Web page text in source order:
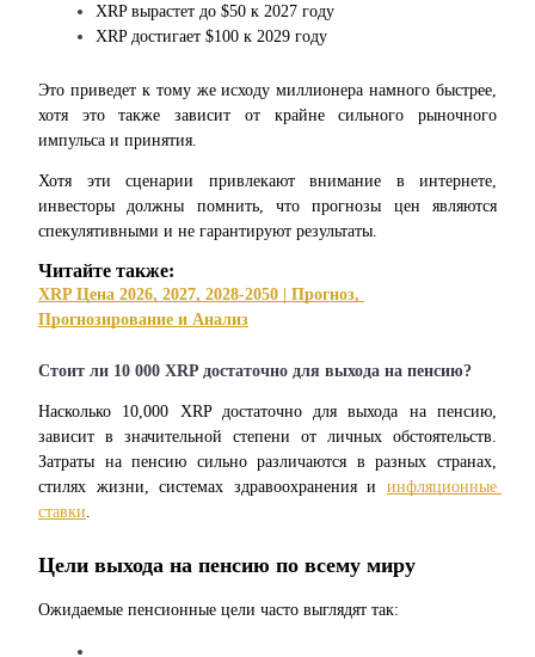
Стейкинг
Высокая прибыль и мгновенный доступ
Launchpool
XRP вырастет до $50 к 2027 году
XRP достигает $100 к 2029 году
Это приведет к тому же исходу миллионера намного быстрее,
хотя это также зависит от крайне сильного рыночного
импульса и принятия.
Хотя эти сценарии привлекают внимание в интернете,
инвесторы должны помнить, что прогнозы цен являются
спекулятивными и не гарантируют результаты.
Читайте также:
XRP Цена 2026, 2027, 2028-2050 | Прогноз,
Прогнозирование и Анализ
Стоит ли 10 000 XRP достаточно для выхода на пенсию?
Насколько 10,000 XRP достаточно для выхода на пенсию,
зависит в значительной степени от личных обстоятельств.
Затраты на пенсию сильно различаются в разных странах,
стилях жизни, системах здравоохранения и инфляционные
ставки
Цели выхода на пенсию по всему миру
Ожидаемые пенсионные цели часто выглядят так: